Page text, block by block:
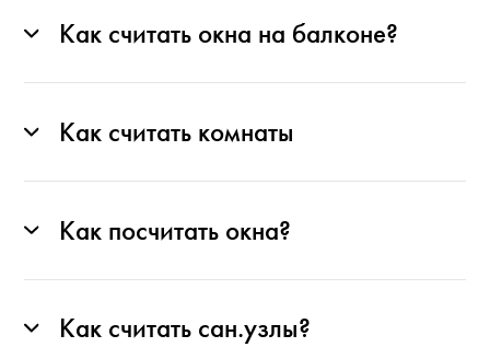
Как считать окна на балконе?
Как считать комнаты
Как посчитать окна?
Как считать сан.узлы?